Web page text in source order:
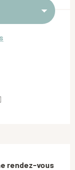
rendez-vous